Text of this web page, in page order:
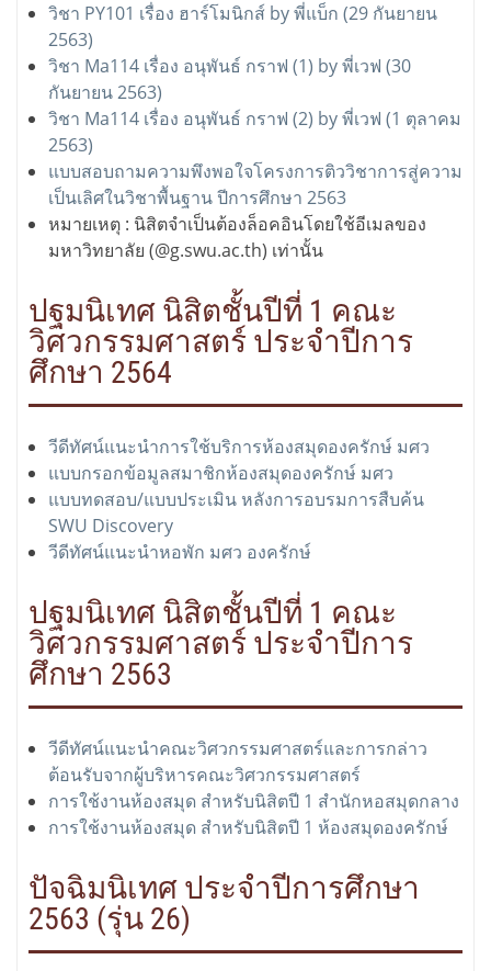
วิชา PY101 เรื่อง ฮาร์โมนิกส์ by พี่แบ็ก (29 กันยายน
2563)
วิชา Ma114 เรื่อง อนุพันธ์ กราฟ (1) by พี่เวฟ (30
กันยายน 2563)
วิชา Ma114 เรื่อง อนุพันธ์ กราฟ (2) by พี่เวฟ (1 ตุลาคม
2563)
แบบสอบถามความพึงพอใจโครงการติววิชาการสู่ความ
เป็นเลิศในวิชาพื้นฐาน ปีการศึกษา 2563
หมายเหตุ : นิสิตจำเป็นต้องล็อคอินโดยใช้อีเมลของ
มหาวิทยาลัย (@g.swu.ac.th) เท่านั้น
ปฐมนิเทศ นิสิตชั้นปีที่ 1 คณะ
วิศวกรรมศาสตร์ ประจำปีการ
ศึกษา 2564
วีดีทัศน์แนะนำการใช้บริการห้องสมุดองครักษ์ มศว
แบบกรอกข้อมูลสมาชิกห้องสมุดองครักษ์ มศว
แบบทดสอบ/แบบประเมิน หลังการอบรมการสืบค้น
SWU Discovery
วีดีทัศน์แนะนำหอพัก มศว องครักษ์
ปฐมนิเทศ นิสิตชั้นปีที่ 1 คณะ
วิศวกรรมศาสตร์ ประจำปีการ
ศึกษา 2563
วีดีทัศน์แนะนำคณะวิศวกรรมศาสตร์และการกล่าว
ต้อนรับจากผู้บริหารคณะวิศวกรรมศาสตร์
การใช้งานห้องสมุด สำหรับนิสิตปี 1 สำนักหอสมุดกลาง
การใช้งานห้องสมุด สำหรับนิสิตปี 1 ห้องสมุดองครักษ์
ปัจฉิมนิเทศ ประจำปีการศึกษา
2563 (รุ่น 26)